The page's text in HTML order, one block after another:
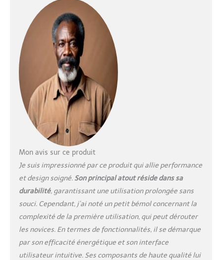
Mon avis sur ce produit
Je suis impressionné par ce produit qui allie performance
et design soigné. Son principal atout réside dans sa
durabilité, garantissant une utilisation prolongée sans
souci. Cependant, j’ai noté un petit bémol concernant la
complexité de la première utilisation, qui peut dérouter
les novices. En termes de fonctionnalités, il se démarque
par son efficacité énergétique et son interface
utilisateur intuitive. Ses composants de haute qualité lui